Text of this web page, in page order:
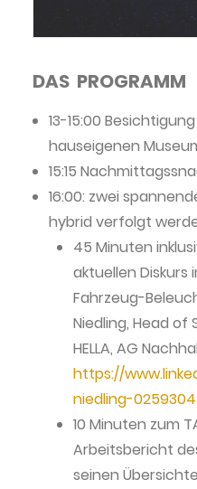
DAS PROGRAMM
13-15:00
hauseigenen
15:15
16:00: zwei
hybrid verfolgt
45 Minuten
aktuellen Diskurs
Fahrzeug-
Niedling, Head of
HELLA, AG
https://
niedling-
10 Minuten zum
Arbeitsbericht
seinen